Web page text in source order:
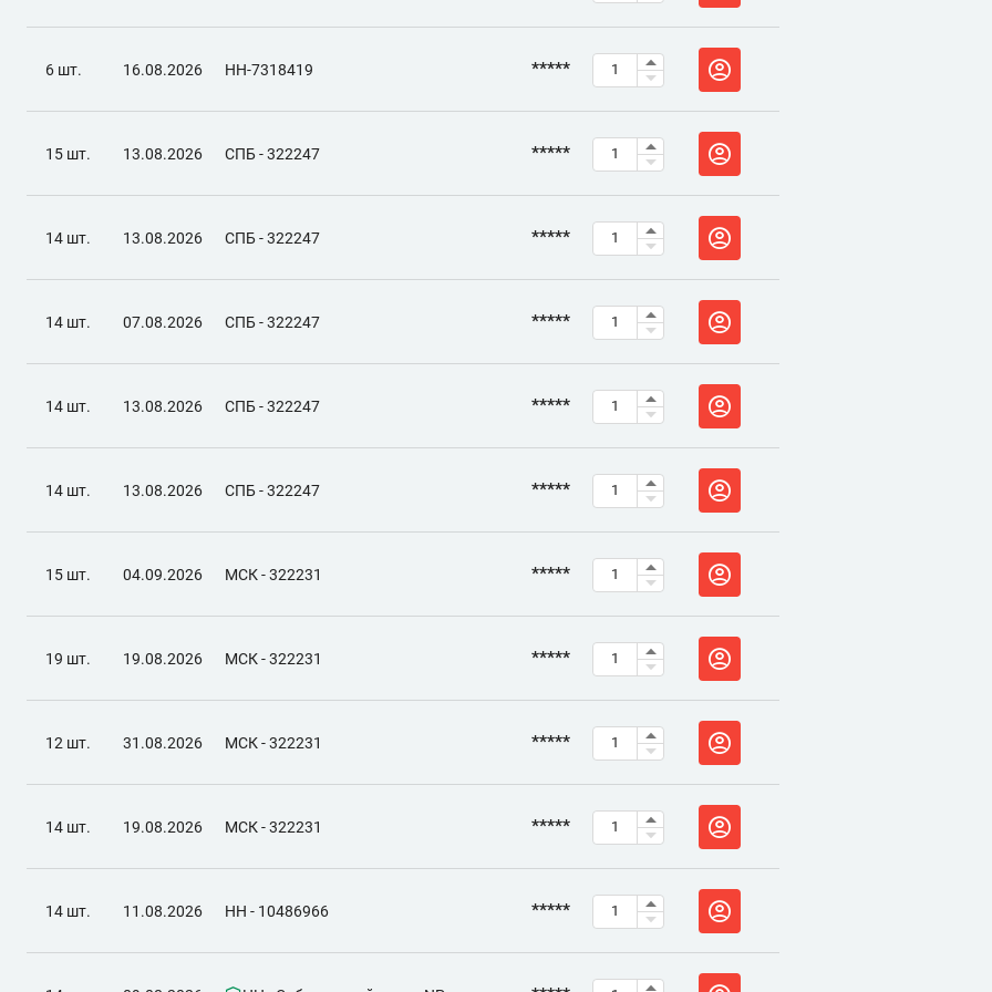
6 шт. 16.08.2026 НН-7318419 *****
15 шт. 13.08.2026 СПБ - 322247 *****
14 шт. 13.08.2026 СПБ - 322247 *****
14 шт. 07.08.2026 СПБ - 322247 *****
14 шт. 13.08.2026 СПБ - 322247 *****
14 шт. 13.08.2026 СПБ - 322247 *****
15 шт. 04.09.2026 МСК - 322231 *****
19 шт. 19.08.2026 МСК - 322231 *****
12 шт. 31.08.2026 МСК - 322231 *****
14 шт. 19.08.2026 МСК - 322231 *****
14 шт. 11.08.2026 НН - 10486966 *****